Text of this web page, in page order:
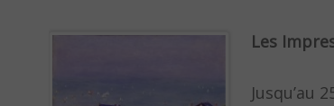
Les
Jusqu’au